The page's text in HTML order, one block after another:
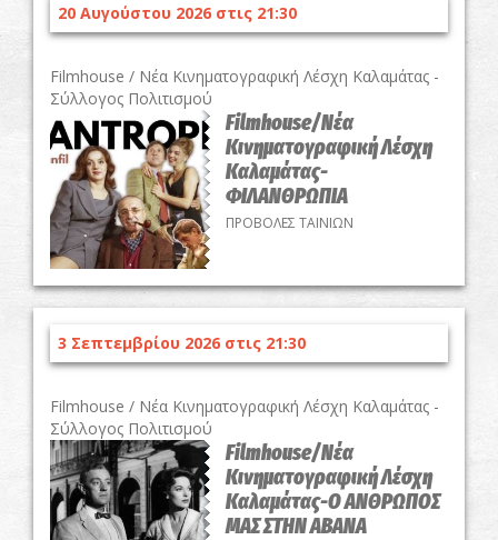
20 Αυγούστου 2026 στις 21:30
Filmhouse / Νέα Κινηματογραφική Λέσχη Καλαμάτας -
Σύλλογος Πολιτισμού
Filmhouse/Νέα
Κινηματογραφική Λέσχη
Καλαμάτας-
ΦΙΛΑΝΘΡΩΠΙΑ
ΠΡΟΒΟΛΕΣ ΤΑΙΝΙΩΝ
3 Σεπτεμβρίου 2026 στις 21:30
Filmhouse / Νέα Κινηματογραφική Λέσχη Καλαμάτας -
Σύλλογος Πολιτισμού
Filmhouse/Νέα
Κινηματογραφική Λέσχη
Καλαμάτας-Ο ΑΝΘΡΩΠΟΣ
ΜΑΣ ΣΤΗΝ ΑΒΑΝΑ